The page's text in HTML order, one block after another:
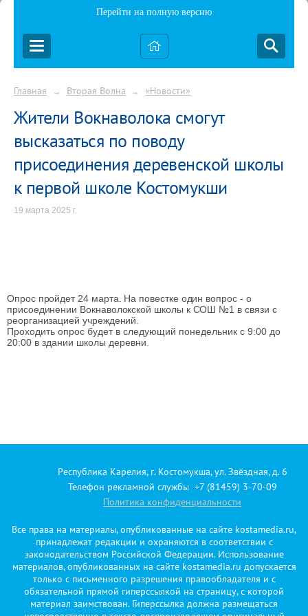
Перейти на полную версию
Главная → Вторая Волна → «Новости»
Жители Вокнаволока смогут
высказаться по поводу
присоединения деревенской школы
к первой школе Костомукши
19 марта 2025 г.
Опрос пройдет 24 марта. На повестке один вопрос - о
присоединении Вокнаволокской школы к СОШ №1 в связи с
реорганизацией учреждений.
Проходить опрос будет в следующий понедельник с 9:00 до
20:00 в здании школы деревни.
Республика Карелия, г. Костомукша, ул. Звёздная, д. 6
Телефон рекламной службы +7 (81459) 3-70-09
Политика конфиденциальности
Все права на материалы, опубликованные на сайте kostamedia.ru,
принадлежат редакции и охраняются в соответствии с
законодательством Российской Федерации. Использование
материалов, опубликованных на сайте kostamedia.ru допускается
только с письменного разрешения правообладателя и с
обязательной прямой гиперссылкой на страницу, с которой
материал заимствован. Гиперссылка должна размещаться